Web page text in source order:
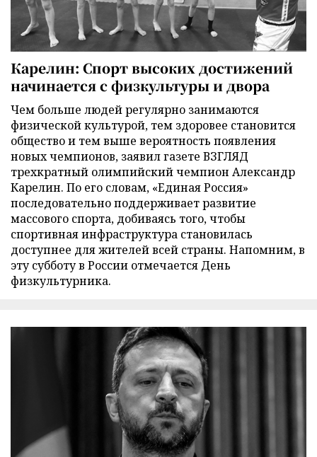
Карелин: Спорт высоких достижений
начинается с физкультуры и двора
Чем больше людей регулярно занимаются
физической культурой, тем здоровее становится
общество и тем выше вероятность появления
новых чемпионов, заявил газете ВЗГЛЯД
трехкратный олимпийский чемпион Александр
Карелин. По его словам, «Единая Россия»
последовательно поддерживает развитие
массового спорта, добиваясь того, чтобы
спортивная инфраструктура становилась
доступнее для жителей всей страны. Напомним, в
эту субботу в России отмечается День
физкультурника.